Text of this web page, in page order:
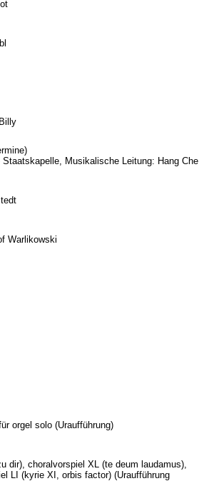
Musikalische Leitung: Hang Che
Warlikowski
orgel solo (Uraufführung)
dir), choralvorspiel XL (te deum laudamus),
LI (kyrie XI, orbis factor) (Uraufführung